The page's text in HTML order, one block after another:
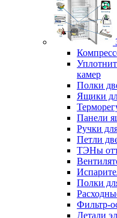
камер
Полки
Ящики
Панели
Ручки
Петли
ТЭНы
Полки
Фильтр-
Детали